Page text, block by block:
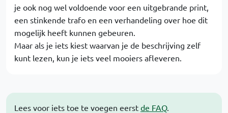
Lees voor iets toe te voegen eerst de FAQ.
je ook nog wel voldoende voor een uitgebrande print,
een stinkende trafo en een verhandeling over hoe dit
mogelijk heeft kunnen gebeuren.
Maar als je iets kiest waarvan je de beschrijving zelf
kunt lezen, kun je iets veel mooiers afleveren.